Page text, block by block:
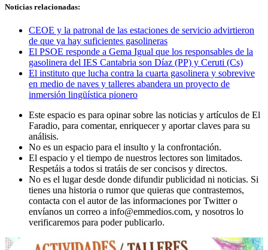
Noticias relacionadas:
CEOE y la patronal de las estaciones de servicio advirtieron
de que ya hay suficientes gasolineras
El PSOE responde a Gema Igual que los responsables de la
gasolinera del IES Cantabria son Díaz (PP) y Ceruti (Cs)
El instituto que lucha contra la cuarta gasolinera y sobrevive
en medio de naves y talleres abandera un proyecto de
inmersión lingüística pionero
Este espacio es para opinar sobre las noticias y artículos de El
Faradio, para comentar, enriquecer y aportar claves para su
análisis.
No es un espacio para el insulto y la confrontación.
El espacio y el tiempo de nuestros lectores son limitados.
Respetáis a todos si tratáis de ser concisos y directos.
No es el lugar desde donde difundir publicidad ni noticias. Si
tienes una historia o rumor que quieras que contrastemos,
contacta con el autor de las informaciones por Twitter o
envíanos un correo a info@emmedios.com, y nosotros lo
verificaremos para poder publicarlo.